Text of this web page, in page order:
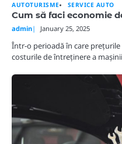
AUTOTURISME SERVICE AUTO
Cum să faci economie
admin January 25, 2025
Într-o perioadă în care
costurile de întreținere a